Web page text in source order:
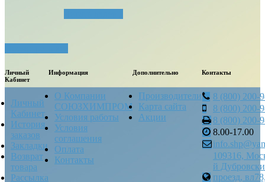
Личный
Кабинет
Личный
Кабинет
История
заказов
Закладки
Возврат
товара
Рассылка
Информация
О Компании
СОЮЗХИМПРОМ
Условия работы
Условия
соглашения
Оплата
Контакты
Дополнительно
Производители
Карта сайта
Акции
Контакты
8 (800) 200-
8 (800) 200-
8 (800) 200-
8.00-17.00
109316,
й
проезд,